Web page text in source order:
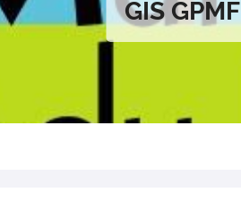
GIS GPMF